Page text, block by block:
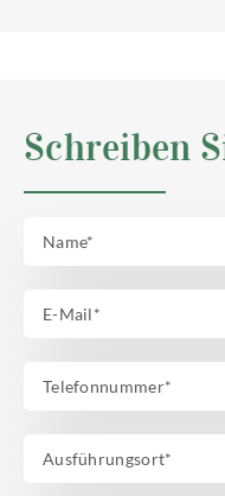
Schreiben
Bitte lasse dieses
Bitte lasse dieses